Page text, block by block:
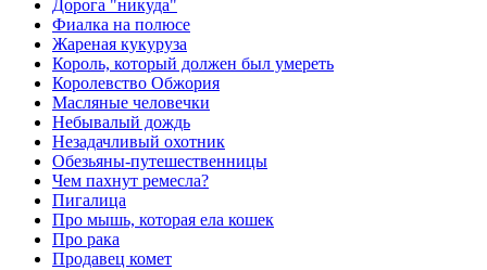
Дорога "никуда"
Фиалка на полюсе
Жареная кукуруза
Король, который должен был умереть
Королевство Обжория
Масляные человечки
Небывалый дождь
Незадачливый охотник
Обезьяны-путешественницы
Чем пахнут ремесла?
Пигалица
Про мышь, которая ела кошек
Про рака
Продавец комет